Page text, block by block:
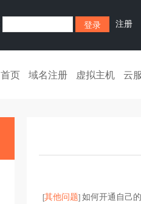
注册
首页 域名注册 虚拟主机 云
[其他问题]如何开通自己